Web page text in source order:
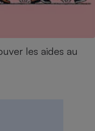
les aides au